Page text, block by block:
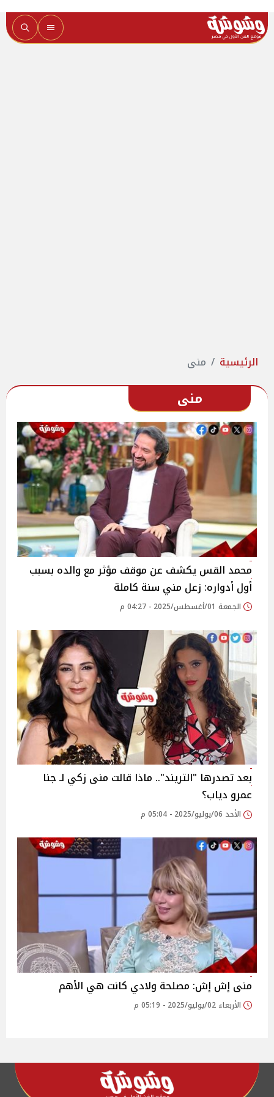
الرئيسية منى
منى
محمد القس يكشف عن موقف مؤثر مع والده بسبب
أول أدواره: زعل مني سنة كاملة‎
الجمعة 01/أغسطس/2025 - 04:27 م
بعد تصدرها "التريند".. ماذا قالت منى زكي لـ جنا
عمرو دياب؟‎
الأحد 06/يوليو/2025 - 05:04 م
منى إش إش: مصلحة ولادي كانت هي الأهم
الأربعاء 02/يوليو/2025 - 05:19 م